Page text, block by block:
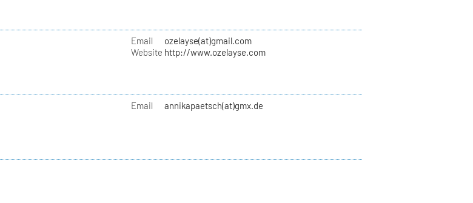
Email
ozelayse(at)gmail.com
Website http://www.ozelayse.com
Email annikapaetsch(at)gmx.de